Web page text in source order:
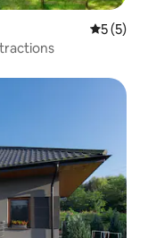
Note
5 (5)